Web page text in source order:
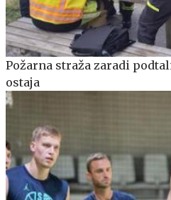
Požarna straža zaradi
ostaja